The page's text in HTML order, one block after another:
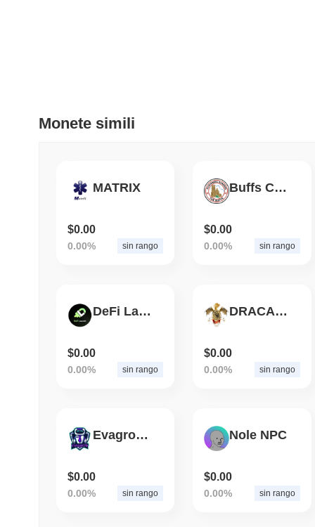
Monete simili
MATRIX
$0.00
0.00% sin rango
Buffs Coin
$0.00
0.00% sin rango
DeFi Launch
$0.00
0.00% sin rango
DRACARYS
$0.00
0.00% sin rango
Evagrow Coin
$0.00
0.00% sin rango
Nole NPC
$0.00
0.00% sin rango